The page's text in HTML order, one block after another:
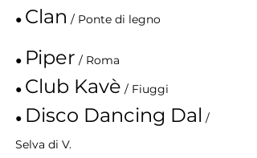
● Clan / Ponte di legno
● Piper / Roma
● Club Kavè / Fiuggi
● Disco Dancing Dal /
Selva di V.